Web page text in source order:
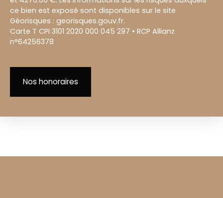
ce bien est exposé sont disponibles sur le site
Géorisques : georisques.gouv.fr.
Carte T CPI 3101 2020 000 045 297 • RCP Allianz
n°64256378
Nos honoraires